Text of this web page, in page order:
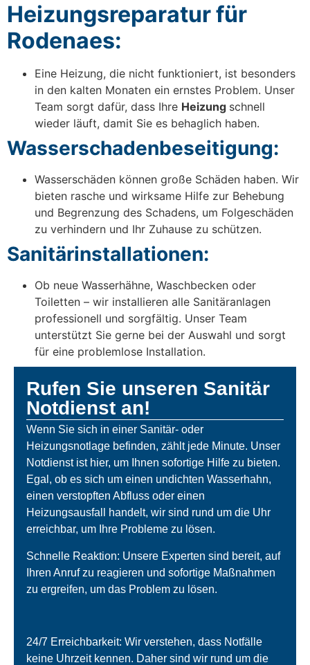
Heizungsreparatur für
Rodenaes:
Eine Heizung, die nicht funktioniert, ist besonders
in den kalten Monaten ein ernstes Problem. Unser
Team sorgt dafür, dass Ihre Heizung schnell
wieder läuft, damit Sie es behaglich haben.
Wasserschadenbeseitigung:
Wasserschäden können große Schäden haben. Wir
bieten rasche und wirksame Hilfe zur Behebung
und Begrenzung des Schadens, um Folgeschäden
zu verhindern und Ihr Zuhause zu schützen.
Sanitärinstallationen:
Ob neue Wasserhähne, Waschbecken oder
Toiletten – wir installieren alle Sanitäranlagen
professionell und sorgfältig. Unser Team
unterstützt Sie gerne bei der Auswahl und sorgt
für eine problemlose Installation.
Rufen Sie unseren Sanitär
Notdienst an!
Wenn Sie sich in einer Sanitär- oder
Heizungsnotlage befinden, zählt jede Minute. Unser
Notdienst ist hier, um Ihnen sofortige Hilfe zu bieten.
Egal, ob es sich um einen undichten Wasserhahn,
einen verstopften Abfluss oder einen
Heizungsausfall handelt, wir sind rund um die Uhr
erreichbar, um Ihre Probleme zu lösen.
Schnelle Reaktion: Unsere Experten sind bereit, auf
Ihren Anruf zu reagieren und sofortige Maßnahmen
zu ergreifen, um das Problem zu lösen.
24/7 Erreichbarkeit: Wir verstehen, dass Notfälle
keine Uhrzeit kennen. Daher sind wir rund um die